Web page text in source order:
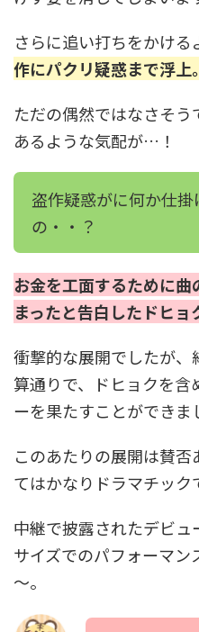
さらに追い打ちをかける
作にパクリ疑惑まで浮上。
ただの偶然ではなさそ
あるような気配が…！
盗作疑惑がに何か仕掛
の・・？
お金を工面するために
まったと告白したドヒョ
衝撃的な展開でしたが
算通りで、ドヒョクを含
ーを果たすことができま
このあたりの展開は賛
てはかなりドラマチック
中継で披露されたデビ
サイズでのパフォーマン
～。